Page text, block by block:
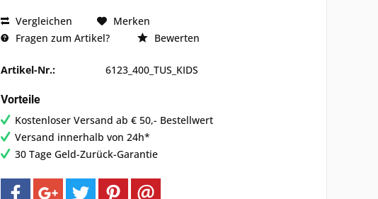
Vergleichen
Merken
Fragen zum Artikel?
Bewerten
Artikel-Nr.: 6123_400_TUS_KIDS
Vorteile
Kostenloser Versand ab € 50,- Bestellwert
Versand innerhalb von 24h*
30 Tage Geld-Zurück-Garantie